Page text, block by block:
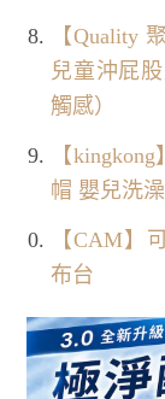
【Quality
兒童沖屁
觸感）
【
帽 嬰兒洗
【CAM】
布台